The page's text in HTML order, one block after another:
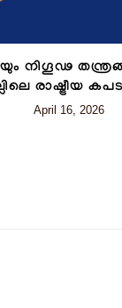
നിഗൂഢ
രാഷ്ട്രീയ
April 16, 2026